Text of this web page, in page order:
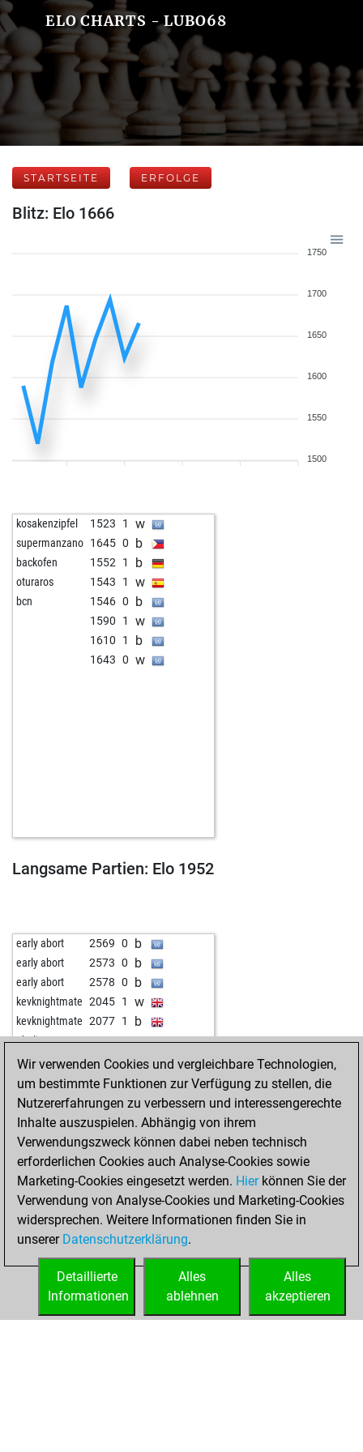
ELO CHARTS - LUBO68
STARTSEITE ERFOLGE
Blitz: Elo 1666
1750
1700
1650
1600
1550
1500
kosakenzipfel 1523 1 w
supermanzano 1645 0 b
backofen 1552 1 b
oturaros 1543 1 w
bcn 1546 0 b
1590 1 w
1610 1 b
1643 0 w
Langsame Partien: Elo 1952
early abort 2569 0 b
early abort 2573 0 b
early abort 2578 0 b
kevknightmate 2045 1 w
kevknightmate 2077 1 b
obelix1958 1777 1 w
STARTSEITE ERFOLGE
Wir verwenden Cookies und vergleichbare Technologien,
um bestimmte Funktionen zur Verfügung zu stellen, die
Nutzererfahrungen zu verbessern und interessengerechte
Inhalte auszuspielen. Abhängig von ihrem
Verwendungszweck können dabei neben technisch
erforderlichen Cookies auch Analyse-Cookies sowie
Marketing-Cookies eingesetzt werden. Hierkönnen Sie der
Verwendung von Analyse-Cookies und Marketing-Cookies
widersprechen. Weitere Informationen finden Sie in
unserer Datenschutzerklärung.
Alles
akzeptieren
Alles
ablehnen
Detaillierte
Informationen